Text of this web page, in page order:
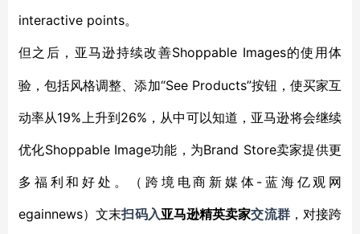
interactive points。
但之后，亚马逊持续改善Shoppable Images的使用体
验，包括风格调整、添加“See Products”按钮，使买家互
动率从19%上升到26%，从中可以知道，亚马逊将会继续
优化Shoppable Image功能，为Brand Store卖家提供更
多福利和好处。（跨境电商新媒体-蓝海亿观网
egainnews）文末扫码入亚马逊精英卖家交流群，对接跨